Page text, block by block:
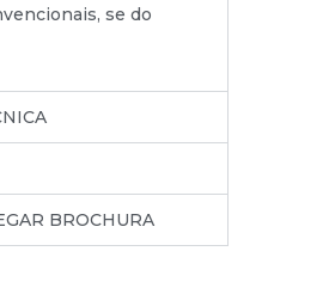
se do
BROCHURA